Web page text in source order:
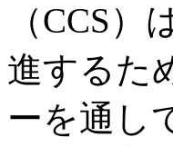
（CCS
進するた
ーを通し